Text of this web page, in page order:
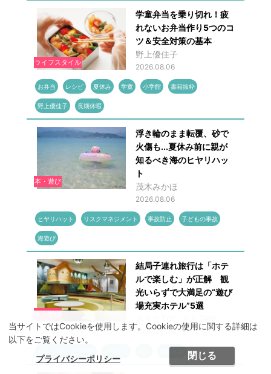
当サイトではCookieを使用します。Cookieの使用に関する詳細は
以下をご覧ください。
プライバシーポリシー
閉じる
ライフスタイル
学童弁当を乗り切れ！疲
れないお弁当作り5つのコ
ツ＆安全対策の基本
野上優佳子
2026.08.06
お弁当 レシピ 夏休み 学童 小学館 書籍抜粋
野上優佳子 長期休暇
本・遊び
浮き輪のまま転覆、砂で
火傷も...夏休み前に親が
知るべき海のヒヤリハッ
ト
茂木みかほ
2026.08.06
ヒヤリハット リスクマネジメント 事故防止 子どもの事故
海遊び
結局子連れ旅行は「ホテ
ルで楽しむ」が正解 観
光いらずで大満足の“遊び
場充実ホテル”5選
2026.08.06